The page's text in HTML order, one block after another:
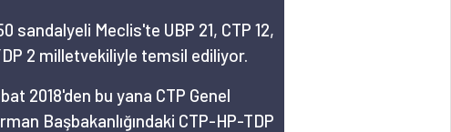
sandalyeli Meclis'te UBP 21, CTP 12,
2 milletvekiliyle temsil ediliyor.
2018'den bu yana CTP Genel
Başbakanlığındaki CTP-HP-TDP